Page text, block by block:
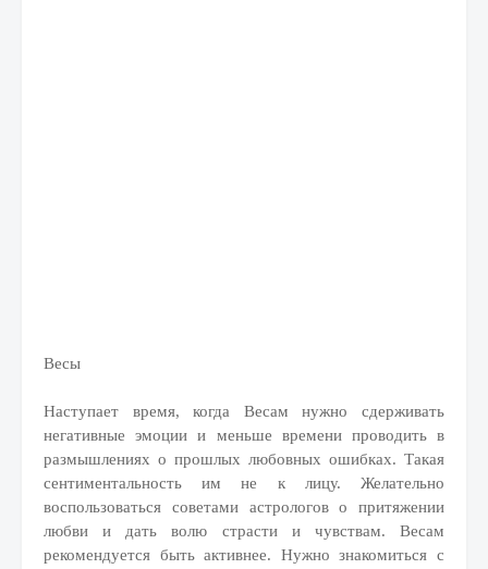
Весы
Наступает время, когда Весам нужно сдерживать
негативные эмоции и меньше времени проводить в
размышлениях о прошлых любовных ошибках. Такая
сентиментальность им не к лицу. Желательно
воспользоваться советами астрологов о притяжении
любви и дать волю страсти и чувствам. Весам
рекомендуется быть активнее. Нужно знакомиться с